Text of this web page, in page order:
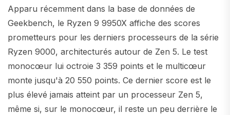
Apparu récemment dans la base de données de
Geekbench, le Ryzen 9 9950X affiche des scores
prometteurs pour les derniers processeurs de la série
Ryzen 9000, architecturés autour de Zen 5. Le test
monocœur lui octroie 3 359 points et le multicœur
monte jusqu'à 20 550 points. Ce dernier score est le
plus élevé jamais atteint par un processeur Zen 5,
même si, sur le monocœur, il reste un peu derrière le